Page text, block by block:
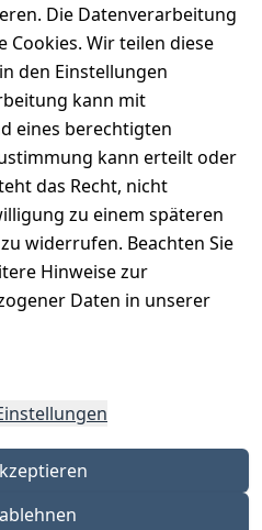
Die Datenverarbeitung
Wir teilen diese
den Einstellungen
kann mit
eines berechtigten
kann erteilt oder
das Recht, nicht
zu einem späteren
widerrufen. Beachten Sie
Hinweise zur
Daten in unserer
Zahlungsm
öglichkeite
n
Vorkasse
PayPal
Versanddie
nstleister
Post